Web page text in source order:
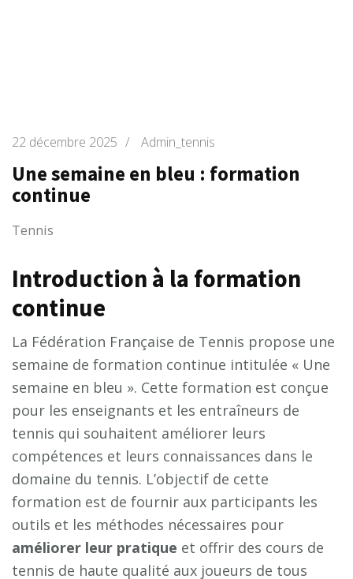
22 décembre 2025 / Admin_tennis
Une semaine en bleu : formation
continue
Tennis
Introduction à la formation
continue
La Fédération Française de Tennis propose une
semaine de formation continue intitulée « Une
semaine en bleu ». Cette formation est conçue
pour les enseignants et les entraîneurs de
tennis qui souhaitent améliorer leurs
compétences et leurs connaissances dans le
domaine du tennis. L’objectif de cette
formation est de fournir aux participants les
outils et les méthodes nécessaires pour
améliorer leur pratique et offrir des cours de
tennis de haute qualité aux joueurs de tous